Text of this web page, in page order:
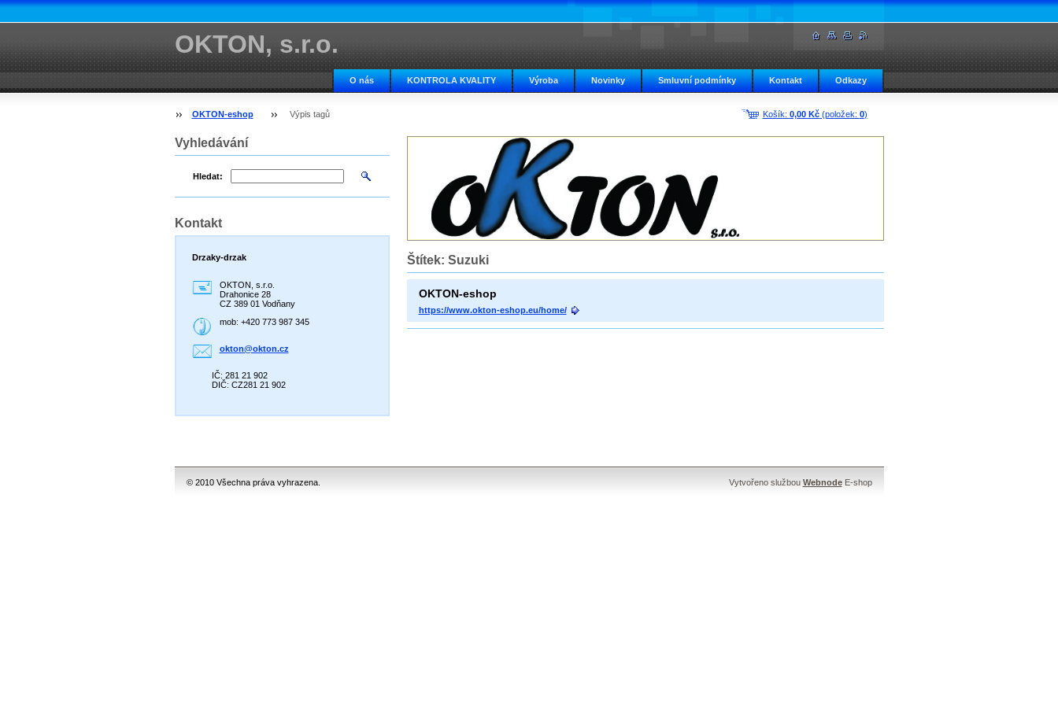
OKTON, s.r.o.
O nás KONTROLA KVALITY Výroba Novinky Smluvní podmínky Kontakt Odkazy
Košík: 0,00 Kč(položek: 0)
OKTON-eshop Výpis tagů
Štítek: Suzuki
OKTON-eshop
https://www.okton-eshop.eu/home/
Vyhledávání
Hledat:
Kontakt
Drzaky-drzak
OKTON, s.r.o.
Drahonice 28
CZ 389 01 Vodňany
mob: +420 773 987 345
okton@okton.cz
IČ: 281 21 902
DIČ: CZ281 21 902
© 2010 Všechna práva vyhrazena. Vytvořeno službou WebnodeE-shop